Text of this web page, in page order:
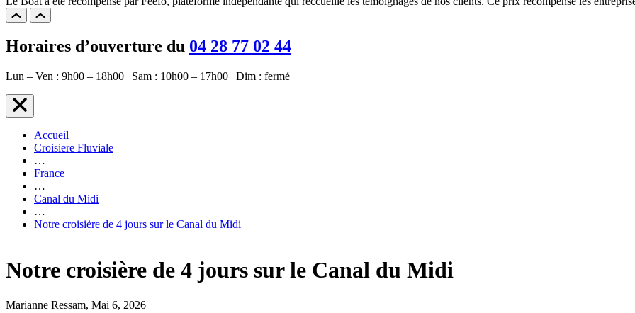
Horaires d’ouverture du 04 28 77 02 44
Lun – Ven : 9h00 – 18h00 | Sam : 10h00 – 17h00 | Dim : fermé
Accueil
Croisiere Fluviale
…
France
…
Canal du Midi
…
Notre croisière de 4 jours sur le Canal du Midi
Notre croisière de 4 jours sur le Canal du Midi
Marianne Ressam, Mai 6, 2026